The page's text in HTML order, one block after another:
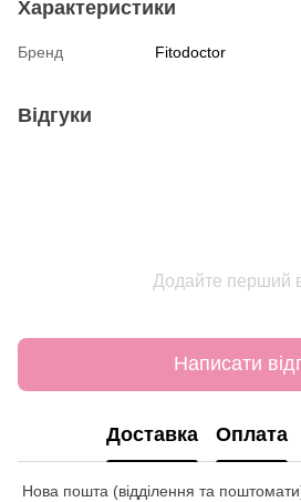
Характеристики
Бренд Fitodoctor
Відгуки
Додайте перший
Написати
Доставка Оплата
Нова пошта (відділення та